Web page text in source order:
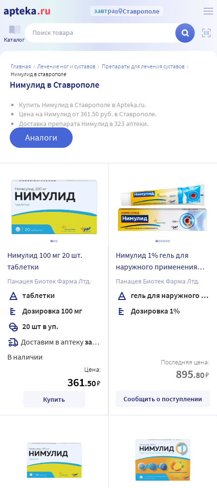
завтрав Ставрополе
Каталог
главная лечение ног и суставов
препараты для лечения суставов
нимулид в ставрополе
Нимулид в Ставрополе
Купить Нимулид в Ставрополе в Apteka.ru.
Цена на Нимулид от 361.50 руб. в Ставрополе.
Доставка препарата Нимулид в 323 аптеки.
Аналоги
Нимулид 100 мг 20 шт.
таблетки
Панацея Биотек Фарма Лтд.
таблетки
Дозировка 100 мг
20 шт в уп.
Доставим в аптекузавтра
В наличии
Цена:
361.50₽
Купить
Нимулид 1% гель для
наружного применения
120 гр
Панацея Биотек Фарма Лтд.
гель для наружного применения
Дозировка 1%
Последняя цена:
895.80₽
Сообщить о поступлении